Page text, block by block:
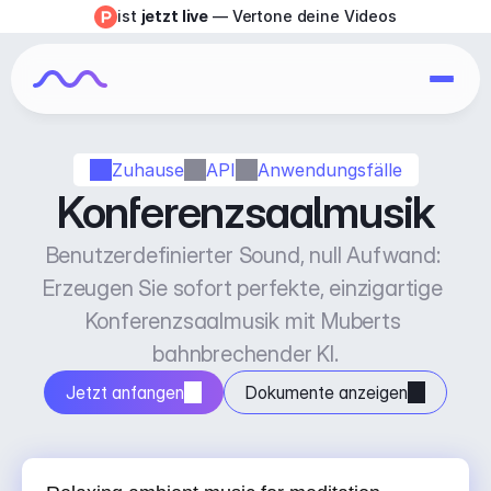
Zuhause API Anwendungsfälle
Konferenzsaalmusik
Benutzerdefinierter Sound, null Aufwand:
Erzeugen Sie sofort perfekte, einzigartige
Konferenzsaalmusik mit Muberts
bahnbrechender KI.
Jetzt anfangen Dokumente anzeigen
ist jetzt live — Vertone deine Videos